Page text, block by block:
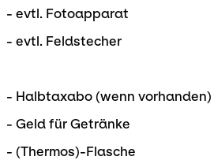
- evtl. Fotoapparat
- evtl. Feldstecher
- Halbtaxabo (wenn vorhanden)
- Geld für Getränke
- (Thermos)-Flasche